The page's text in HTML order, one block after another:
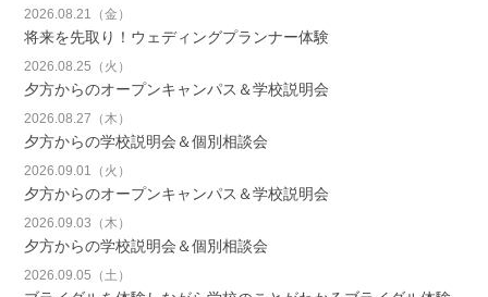
2026.08.21（金）
将来を先取り！ウェディングプランナー体験
2026.08.25（火）
夕方からのオープンキャンパス＆学校説明会
2026.08.27（木）
夕方からの学校説明会＆個別相談会
2026.09.01（火）
夕方からのオープンキャンパス＆学校説明会
2026.09.03（木）
夕方からの学校説明会＆個別相談会
2026.09.05（土）